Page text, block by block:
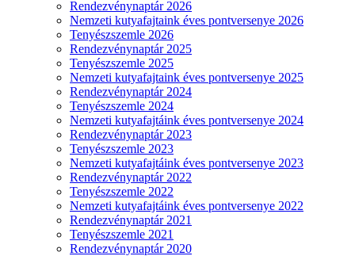
Rendezvénynaptár 2026
Nemzeti kutyafajtaink éves pontversenye 2026
Tenyészszemle 2026
Rendezvénynaptár 2025
Tenyészszemle 2025
Nemzeti kutyafajtaink éves pontversenye 2025
Rendezvénynaptár 2024
Tenyészszemle 2024
Nemzeti kutyafajtáink éves pontversenye 2024
Rendezvénynaptár 2023
Tenyészszemle 2023
Nemzeti kutyafajtáink éves pontversenye 2023
Rendezvénynaptár 2022
Tenyészszemle 2022
Nemzeti kutyafajtáink éves pontversenye 2022
Rendezvénynaptár 2021
Tenyészszemle 2021
Rendezvénynaptár 2020